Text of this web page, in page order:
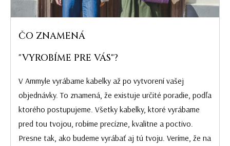
ČO ZNAMENÁ
"VYROBÍME PRE VÁS"?
V Ammyle vyrábame kabelky až po vytvorení vašej
objednávky. To znamená, že existuje určité poradie, podľa
ktorého postupujeme. Všetky kabelky, ktoré vyrábame
pred tou tvojou, robíme precízne, kvalitne a poctivo.
Presne tak, ako budeme vyrábať aj tú tvoju. Veríme, že na